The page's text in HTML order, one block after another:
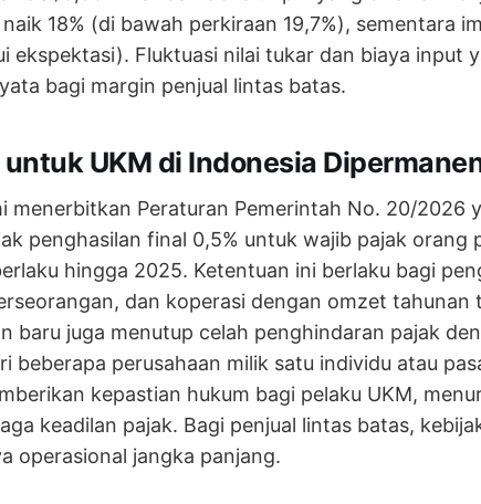
18% (di bawah perkiraan 19,7%), sementara
ekspektasi). Fluktuasi nilai tukar dan biaya input
bagi margin penjual lintas batas.
UKM di Indonesia
menerbitkan Peraturan Pemerintah No. 20/2026
penghasilan final 0,5% untuk wajib pajak orang
hingga 2025. Ketentuan ini berlaku bagi
dan koperasi dengan omzet tahunan
baru juga menutup celah penghindaran pajak
beberapa perusahaan milik satu individu atau
kepastian hukum bagi pelaku UKM,
keadilan pajak. Bagi penjual lintas batas,
operasional jangka panjang.